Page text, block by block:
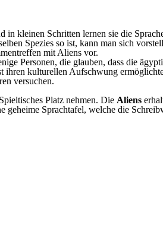
kleinen Schritten lernen sie die
Spezies so ist, kann man sich
mit Aliens vor.
Personen, die glauben, dass die
ihren kulturellen Aufschwung
versuchen.
Platz nehmen. Die Aliens
geheime Sprachtafel, welche die